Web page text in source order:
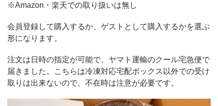
※Amazon・楽天での取り扱いは無し
会員登録して購入するか、ゲストとして購入するかを選ぶ
形になります。
注文は日時の指定が可能で、ヤマト運輸のクール宅急便で
届きました。こちらは冷凍対応宅配ボックス以外での受け
取りは出来ないので、不在時は注意が必要です。